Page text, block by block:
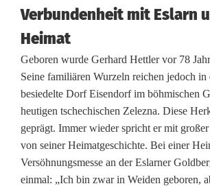
e
H
e
t
t
l
e
Verbundenheit mit Eslarn
Heimat
Geboren wurde Gerhard Hettler vor 78
Seine familiären Wurzeln reichen jedoch in
besiedelte Dorf Eisendorf im böhmischen
heutigen tschechischen Zelezna. Diese
geprägt. Immer wieder spricht er mit
von seiner Heimatgeschichte. Bei einer
Versöhnungsmesse an der Eslarner
einmal: „Ich bin zwar in Weiden geboren,